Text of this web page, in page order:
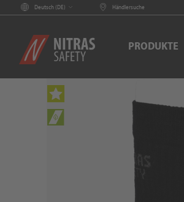
Deutsch (DE) Händlersuche
PRODUKTE